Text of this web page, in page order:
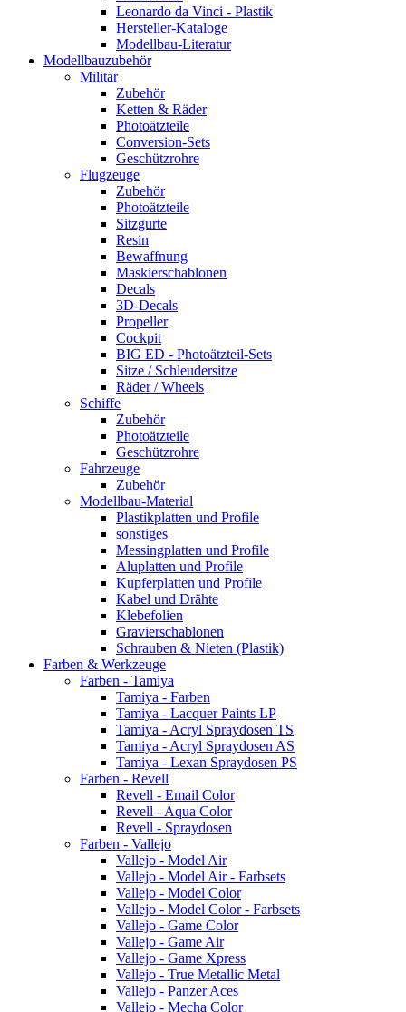
Leonardo da Vinci - Plastik
Hersteller-Kataloge
Modellbau-Literatur
Modellbauzubehör
Militär
Zubehör
Ketten & Räder
Photoätzteile
Conversion-Sets
Geschützrohre
Flugzeuge
Zubehör
Photoätzteile
Sitzgurte
Resin
Bewaffnung
Maskierschablonen
Decals
3D-Decals
Propeller
Cockpit
BIG ED - Photoätzteil-Sets
Sitze / Schleudersitze
Räder / Wheels
Schiffe
Zubehör
Photoätzteile
Geschützrohre
Fahrzeuge
Zubehör
Modellbau-Material
Plastikplatten und Profile
sonstiges
Messingplatten und Profile
Aluplatten und Profile
Kupferplatten und Profile
Kabel und Drähte
Klebefolien
Gravierschablonen
Schrauben & Nieten (Plastik)
Farben & Werkzeuge
Farben - Tamiya
Tamiya - Farben
Tamiya - Lacquer Paints LP
Tamiya - Acryl Spraydosen TS
Tamiya - Acryl Spraydosen AS
Tamiya - Lexan Spraydosen PS
Farben - Revell
Revell - Email Color
Revell - Aqua Color
Revell - Spraydosen
Farben - Vallejo
Vallejo - Model Air
Vallejo - Model Air - Farbsets
Vallejo - Model Color
Vallejo - Model Color - Farbsets
Vallejo - Game Color
Vallejo - Game Air
Vallejo - Game Xpress
Vallejo - True Metallic Metal
Vallejo - Panzer Aces
Vallejo - Mecha Color